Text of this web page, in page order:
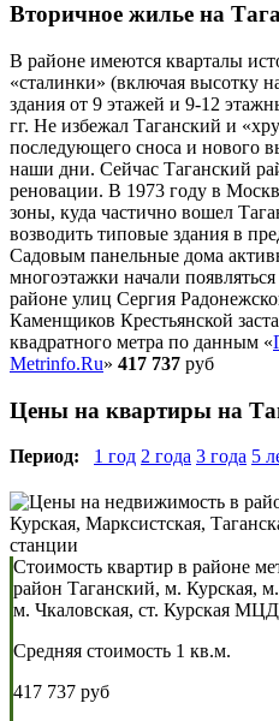
Вторичное жилье на
В районе имеются кварталы
«сталинки» (включая высотку
здания от 9 этажей и 9-12
гг. Не избежал Таганский и
последующего сноса и нового
наши дни. Сейчас Таганский
реновации. В 1973 году в
зоны, куда частично вошел
возводить типовые здания в
Садовым панельные дома
многоэтажки начали
районе улиц Сергия
Каменщиков Крестьянской
квадратного метра по данным «
Metrinfo.Ru» 417 737 руб
Цены на квартиры на
Период: 1 год 2 года 3 года 5
Стоимость квартир в районе
район Таганский, м. Курская,
м. Чкаловская, ст. Курская МЦД
Средняя стоимость 1 кв.м.
417 737 руб